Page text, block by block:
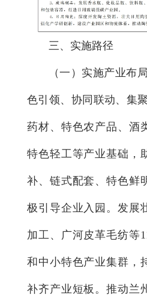
三、实施路径
（一）实施产业布
色引领、协同联动、集
药材、特色农产品、酒
特色轻工等产业基础，
补、链式配套、特色鲜
极引导企业入园。发展
加工、广河皮革毛纺等
和中小特色产业集群，
补齐产业短板。推动兰